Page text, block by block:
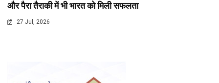
और पैरा तैराकी में भी भारत को मिली सफलता
27 Jul, 2026